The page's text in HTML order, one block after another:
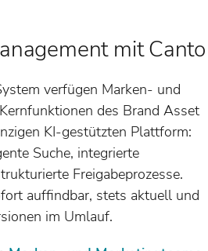
mit Canto
verfügen Marken- und
des Brand Asset
KI-gestützten Plattform:
Suche, integrierte
Freigabeprozesse.
auffindbar, stets aktuell und
im Umlauf.